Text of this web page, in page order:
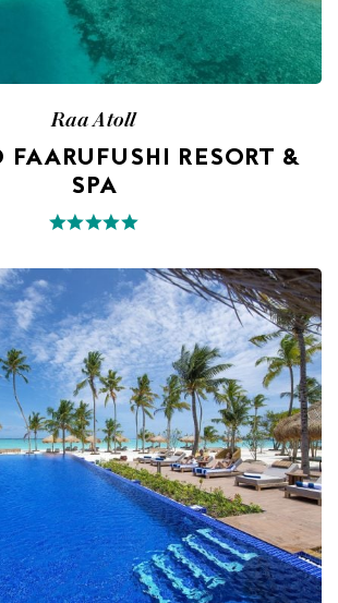
Raa Atoll
FAARUFUSHI RESORT &
SPA